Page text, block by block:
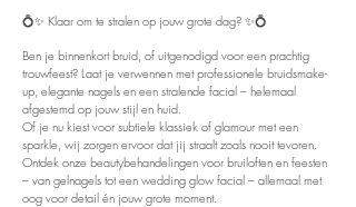
💍✨ Klaar om te stralen op jouw grote dag? ✨💍
Ben je binnenkort bruid, of uitgenodigd voor een prachtig
trouwfeest? Laat je verwennen met professionele bruidsmake-
up, elegante nagels en een stralende facial – helemaal
afgestemd op jouw stijl en huid.
Of je nu kiest voor subtiele klassiek of glamour met een
sparkle, wij zorgen ervoor dat jij straalt zoals nooit tevoren.
Ontdek onze beautybehandelingen voor bruiloften en feesten
– van gelnagels tot een wedding glow facial – allemaal met
oog voor detail én jouw grote moment.